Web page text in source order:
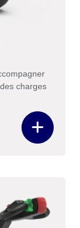
charges